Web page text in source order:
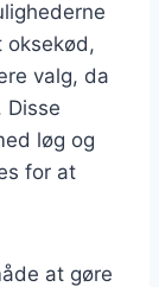
oksekød,
valg, da
Disse
løg og
for at
at gøre